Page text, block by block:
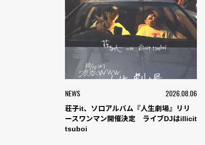
NEWS 2026.08.06
荘子it、ソロアルバム『人生劇場』リリ
ースワンマン開催決定 ライブDJはillicit
tsuboi